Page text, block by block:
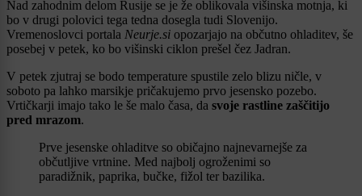
Nad zahodnim delom Rusije se je že oblikovala višinska motnja, ki
bo v drugi polovici tega tedna dosegla tudi Slovenijo.
Vremenoslovci portala Neurje.si opozarjajo na občutno ohladitev, še
posebej v petek, ko bo višinski ciklon prešel čez Jadran.
V petek zjutraj se bodo temperature spustile zelo blizu ničle, v
soboto pa lahko marsikje pričakujemo prvo jesensko pozebo.
Vrtičkarji imajo tako le še malo časa, da svoje rastline zaščitijo
pred mrazom.
Prve jesenske ohladitve so običajno najnevarnejše za
občutljive vrtnine. Med najbolj ogroženimi so
paradižnik, paprika, bučke, fižol ter bazilika.